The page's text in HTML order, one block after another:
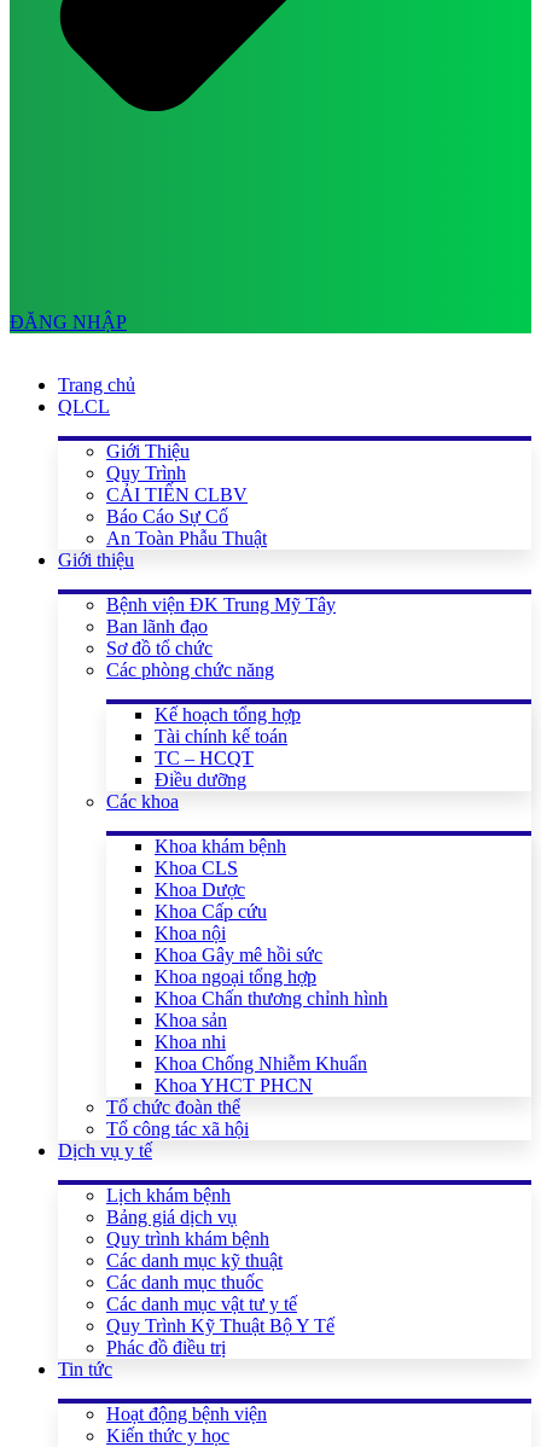
ĐĂNG NHẬP
Trang chủ
QLCL
Giới Thiệu
Quy Trình
CẢI TIẾN CLBV
Báo Cáo Sự Cố
An Toàn Phẫu Thuật
Giới thiệu
Bệnh viện ĐK Trung Mỹ Tây
Ban lãnh đạo
Sơ đồ tổ chức
Các phòng chức năng
Kế hoạch tổng hợp
Tài chính kế toán
TC – HCQT
Điều dưỡng
Các khoa
Khoa khám bệnh
Khoa CLS
Khoa Dược
Khoa Cấp cứu
Khoa nội
Khoa Gây mê hồi sức
Khoa ngoại tổng hợp
Khoa Chấn thương chỉnh hình
Khoa sản
Khoa nhi
Khoa Chống Nhiễm Khuẩn
Khoa YHCT PHCN
Tổ chức đoàn thể
Tổ công tác xã hội
Dịch vụ y tế
Lịch khám bệnh
Bảng giá dịch vụ
Quy trình khám bệnh
Các danh mục kỹ thuật
Các danh mục thuốc
Các danh mục vật tư y tế
Quy Trình Kỹ Thuật Bộ Y Tế
Phác đồ điều trị
Tin tức
Hoạt động bệnh viện
Kiến thức y học